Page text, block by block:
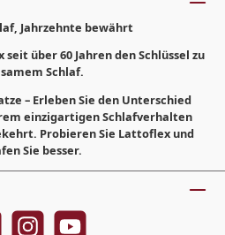
Jahrzehnte bewährt
über 60 Jahren den Schlüssel zu
Schlaf.
– Erleben Sie den Unterschied
einzigartigen Schlafverhalten
Probieren Sie Lattoflex und
Sie besser.